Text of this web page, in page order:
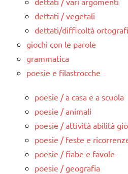
dettati / vegetali
dettati/difficoltà
giochi con le parole
grammatica
poesie e filastrocche
poesie / a casa e a scuola
poesie / animali
poesie / attività abilità
poesie / feste e
poesie / fiabe e favole
poesie / geografia